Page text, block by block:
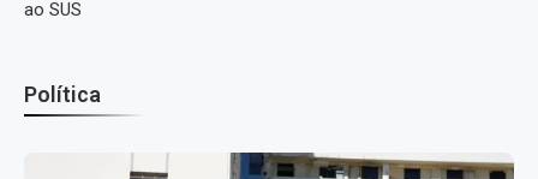
ao SUS
Política